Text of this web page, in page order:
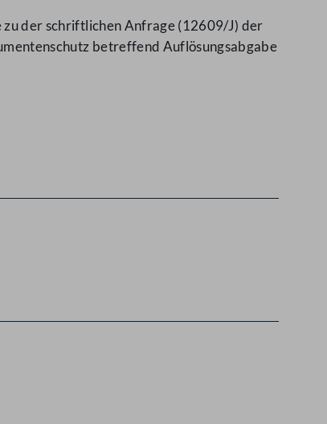
der schriftlichen Anfrage (12609/J) der
betreffend Auflösungsabgabe